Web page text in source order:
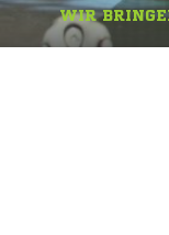
WIR